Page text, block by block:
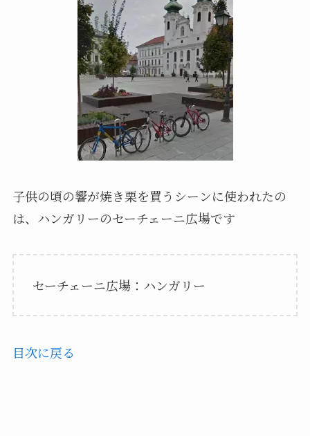
子供の頃の響が焼き栗を買うシーンに使われたの
は、ハンガリーのセーチェーニ広場です
セーチェーニ広場：ハンガリー
目次に戻る